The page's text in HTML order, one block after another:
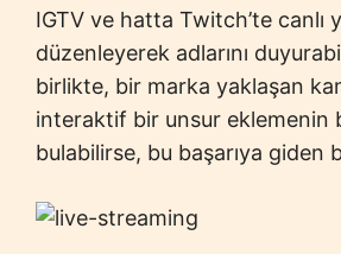
IGTV ve hatta Twitch’te canlı
düzenleyerek adlarını
birlikte, bir marka yaklaşan
interaktif bir unsur eklemenin
bulabilirse, bu başarıya giden